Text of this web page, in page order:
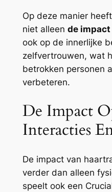
Op deze manier
niet alleen de impact
ook op de innerlijke
zelfvertrouwen, wat
betrokken personen
verbeteren.
De Impact
Interacties
De impact van
verder dan alleen
speelt ook een